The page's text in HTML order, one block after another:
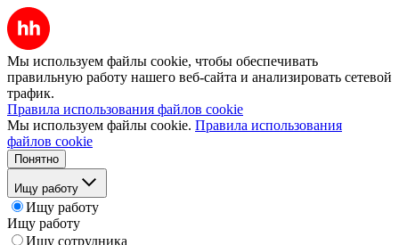
Мы используем файлы cookie, чтобы обеспечивать
правильную работу нашего веб-сайта и анализировать сетевой
трафик.
Правила использования файлов cookie
Мы используем файлы cookie. Правила использования
файлов cookie
Понятно
Ищу работу
Ищу работу
Ищу работу
Ищу сотрудника